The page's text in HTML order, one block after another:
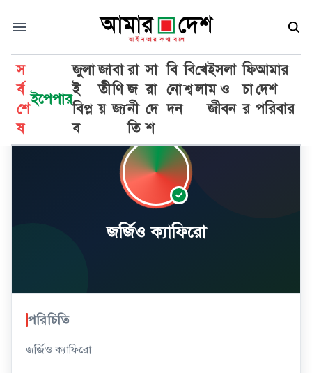
স
র্ব
শে
ষ
ইপেপার
জুলা
ই
বিপ্ল
ব
জা
তী
য়
বা
ণি
জ্য
রা
জ
নী
তি
সা
রা
দে
শ
বি
নো
দন
বি
শ্ব
খে
লা
ইসলা
ম ও
জীবন
ফি
চা
র
আমার
দেশ
পরিবার
জর্জিও ক্যাফিরো
পরিচিতি
জর্জিও ক্যাফিরো